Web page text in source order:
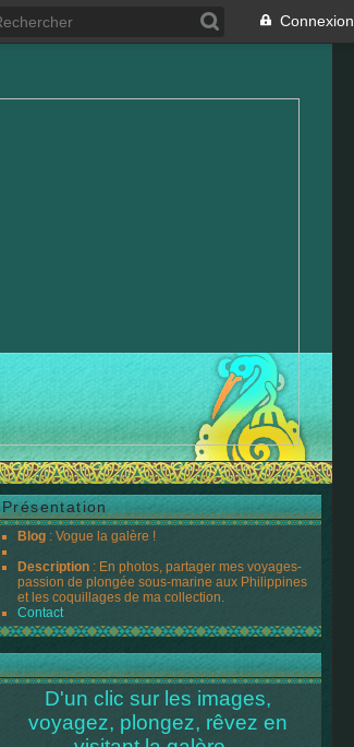
Connexion
Présentation
Blog : Vogue la galère !
Description : En photos, partager mes voyages-
passion de plongée sous-marine aux Philippines
et les coquillages de ma collection.
Contact
D'un clic sur les images,
voyagez, plongez, rêvez en